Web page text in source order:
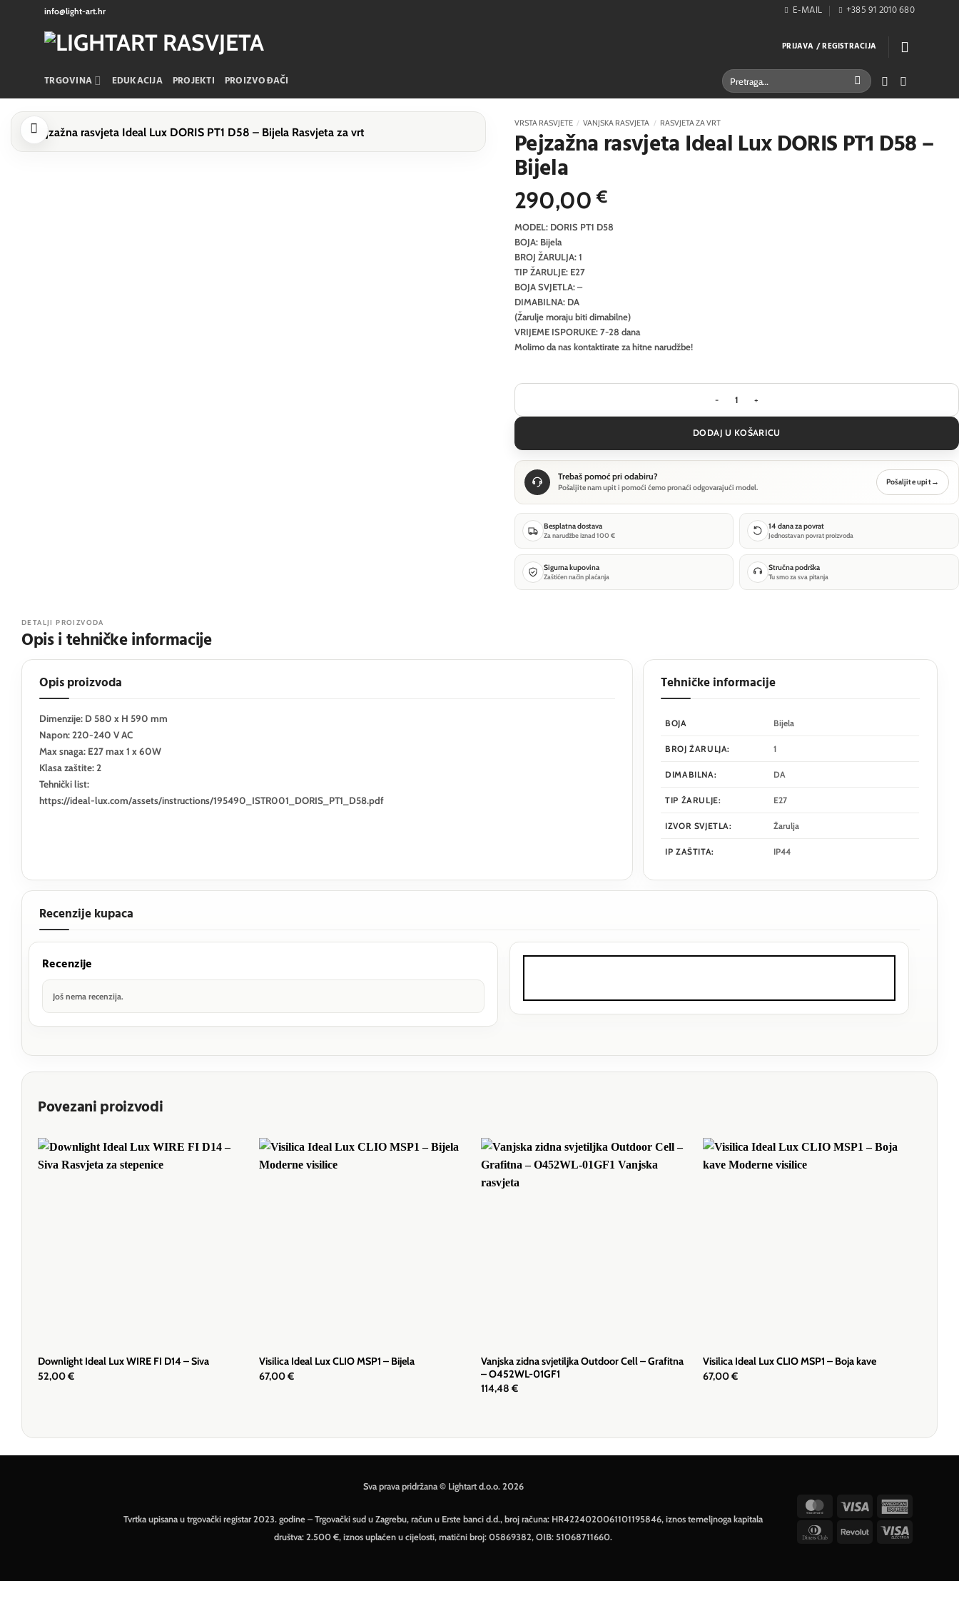
info@light-art.hr E-MAIL +385 91 2010 680
PRIJAVA / REGISTRACIJA
TRGOVINA EDUKACIJA PROJEKTI PROIZVOĐAČI Pretraži:
VRSTA RASVJETE / VANJSKA RASVJETA / RASVJETA ZA VRT
Pejzažna rasvjeta Ideal Lux DORIS PT1 D58 –
Bijela
290,00€
MODEL: DORIS PT1 D58
BOJA: Bijela
BROJ ŽARULJA: 1
TIP ŽARULJE: E27
BOJA SVJETLA: –
DIMABILNA: DA
(Žarulje moraju biti dimabilne)
VRIJEME ISPORUKE: 7-28 dana
Molimo da nas kontaktirate za hitne narudžbe!
Pejzažna rasvjeta Ideal Lux DORIS PT1 D58 -
DODAJ U KOŠARICU
Trebaš pomoć pri odabiru?
Pošaljite nam upit i pomoći ćemo pronaći odgovarajući model.
Pošaljite upit→
Besplatna dostava
Za narudžbe iznad 100 €
14 dana za povrat
Jednostavan povrat proizvoda
Sigurna kupovina
Zaštićen način plaćanja
Stručna podrška
Tu smo za sva pitanja
DETALJI PROIZVODA
Opis i tehničke informacije
Opis proizvoda
Dimenzije: D 580 x H 590 mm
Napon: 220-240 V AC
Max snaga: E27 max 1 x 60W
Klasa zaštite: 2
Tehnički list:
https://ideal-lux.com/assets/instructions/195490_ISTR001_DORIS_PT1_D58.pdf
Tehničke informacije
BOJA Bijela
BROJ ŽARULJA: 1
DIMABILNA: DA
TIP ŽARULJE: E27
IZVOR SVJETLA: Žarulja
IP ZAŠTITA: IP44
Recenzije kupaca
Recenzije
Još nema recenzija.
Povezani proizvodi
Downlight Ideal Lux WIRE FI D14 – Siva
52,00€
Visilica Ideal Lux CLIO MSP1 – Bijela
67,00€
Vanjska zidna svjetiljka Outdoor Cell – Grafitna
– O452WL-01GF1
114,48€
Visilica Ideal Lux CLIO MSP1 – Boja kave
67,00€
Sva prava pridržana © Lightart d.o.o. 2026
Tvrtka upisana u trgovački registar 2023. godine – Trgovački sud u Zagrebu, račun u Erste banci d.d., broj računa: HR4224020061101195846, iznos temeljnoga kapitala
društva: 2.500 €, iznos uplaćen u cijelosti, matični broj: 05869382, OIB: 51068711660.
MasterCard
Visa
DinnersRevolutVisa